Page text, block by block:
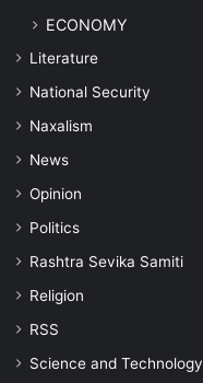
ECONOMY
Literature
National Security
Naxalism
News
Opinion
Politics
Rashtra Sevika Samiti
Religion
RSS
Science and Technology